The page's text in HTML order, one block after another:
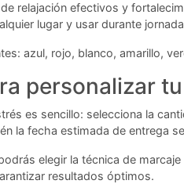
relajación efectivos y
lugar y usar durante
azul, rojo, blanco, amarillo,
personalizar
es sencillo: selecciona la
la fecha estimada de entrega
elegir la técnica de
resultados óptimos.